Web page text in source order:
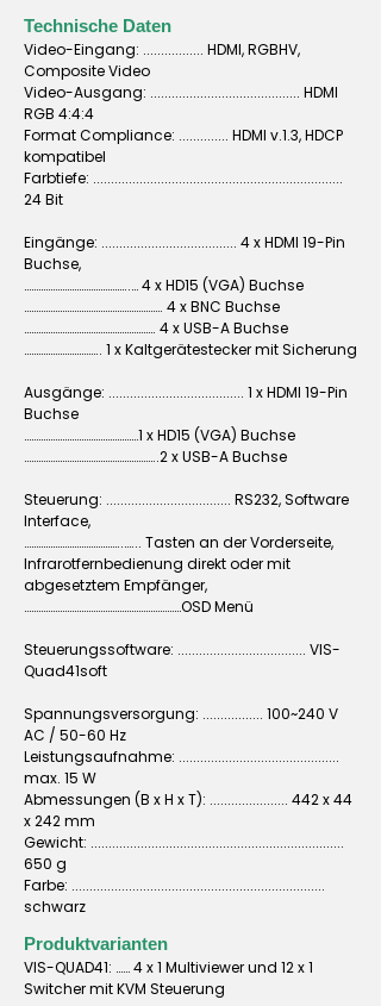
Technische Daten
Video-Eingang: ................. HDMI, RGBHV,
Composite Video
Video-Ausgang: .......................................... HDMI
RGB 4:4:4
Format Compliance: .............. HDMI v.1.3, HDCP
kompatibel
Farbtiefe: ......................................................................
24 Bit
Eingänge: ...................................... 4 x HDMI 19-Pin
Buchse,
……………………………………..… 4 x HD15 (VGA) Buchse
…………………………………………………. 4 x BNC Buchse
………………………………………………. 4 x USB-A Buchse
………………………….. 1 x Kaltgerätestecker mit Sicherung
Ausgänge: ...................................... 1 x HDMI 19-Pin
Buchse
…………………………………………1 x HD15 (VGA) Buchse
………………………………………………..2 x USB-A Buchse
Steuerung: ................................... RS232, Software
Interface,
…………………………………..…... Tasten an der Vorderseite,
Infrarotfernbedienung direkt oder mit
abgesetztem Empfänger,
…………………………………………………………OSD Menü
Steuerungssoftware: .................................... VIS-
Quad41soft
Spannungsversorgung: ................. 100~240 V
AC / 50-60 Hz
Leistungsaufnahme: .............................................
max. 15 W
Abmessungen (B x H x T): ...................... 442 x 44
x 242 mm
Gewicht: .......................................................................
650 g
Farbe: .......................................................................
schwarz
Produktvarianten
VIS-QUAD41: …… 4 x 1 Multiviewer und 12 x 1
Switcher mit KVM Steuerung